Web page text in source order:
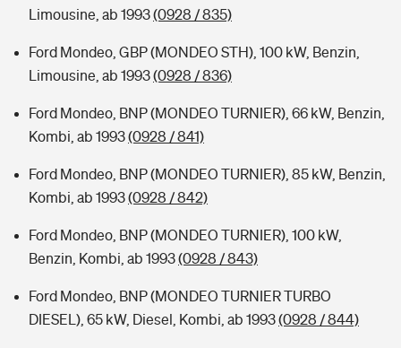
Limousine, ab 1993(0928 / 835)
Ford Mondeo, GBP (MONDEO STH), 100 kW, Benzin,
Limousine, ab 1993(0928 / 836)
Ford Mondeo, BNP (MONDEO TURNIER), 66 kW, Benzin,
Kombi, ab 1993(0928 / 841)
Ford Mondeo, BNP (MONDEO TURNIER), 85 kW, Benzin,
Kombi, ab 1993(0928 / 842)
Ford Mondeo, BNP (MONDEO TURNIER), 100 kW,
Benzin, Kombi, ab 1993(0928 / 843)
Ford Mondeo, BNP (MONDEO TURNIER TURBO
DIESEL), 65 kW, Diesel, Kombi, ab 1993(0928 / 844)